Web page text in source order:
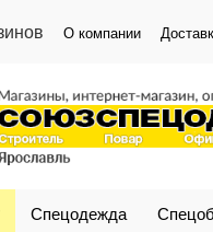
О компании
Спецодежда